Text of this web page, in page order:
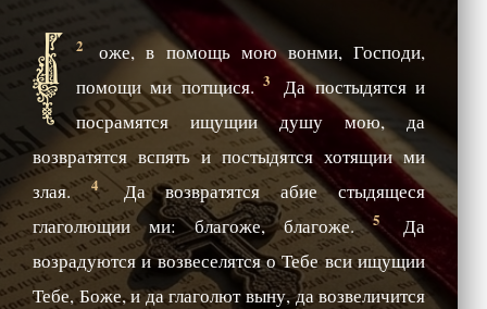
2
Б
оже, в помощь мою вонми, Господи,
помощи ми потщися.3
Да постыдятся и
посрамятся ищущии душу мою, да
возвратятся вспять и постыдятся хотящии ми
злая.4 Да возвратятся абие стыдящеся
глаголющии ми: благоже, благоже.5 Да
возрадуются и возвеселятся о Тебе вси ищущии
Тебе, Боже, и да глаголют выну, да возвеличится